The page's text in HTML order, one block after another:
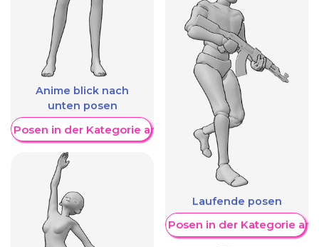
Anime blick nach
unten posen
Posen in der Kategorie anzeigen
Laufende posen
Weitere Posen in der Kategorie